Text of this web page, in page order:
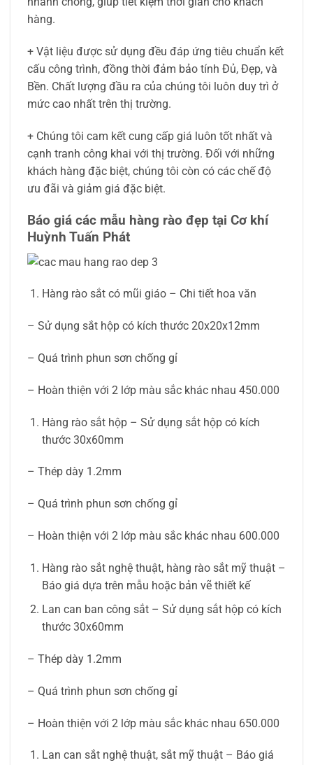
hàng.
+ Vật liệu được sử dụng đều đáp ứng tiêu chuẩn kết
cấu công trình, đồng thời đảm bảo tính Đủ, Đẹp, và
Bền. Chất lượng đầu ra của chúng tôi luôn duy trì ở
mức cao nhất trên thị trường.
+ Chúng tôi cam kết cung cấp giá luôn tốt nhất và
cạnh tranh công khai với thị trường. Đối với những
khách hàng đặc biệt, chúng tôi còn có các chế độ
ưu đãi và giảm giá đặc biệt.
Báo giá các mẫu hàng rào đẹp tại Cơ khí
Huỳnh Tuấn Phát
Hàng rào sắt có mũi giáo – Chi tiết hoa văn
– Sử dụng sắt hộp có kích thước 20x20x12mm
– Quá trình phun sơn chống gỉ
– Hoàn thiện với 2 lớp màu sắc khác nhau 450.000
Hàng rào sắt hộp – Sử dụng sắt hộp có kích
thước 30x60mm
– Thép dày 1.2mm
– Quá trình phun sơn chống gỉ
– Hoàn thiện với 2 lớp màu sắc khác nhau 600.000
Hàng rào sắt nghệ thuật, hàng rào sắt mỹ thuật –
Báo giá dựa trên mẫu hoặc bản vẽ thiết kế
Lan can ban công sắt – Sử dụng sắt hộp có kích
thước 30x60mm
– Thép dày 1.2mm
– Quá trình phun sơn chống gỉ
– Hoàn thiện với 2 lớp màu sắc khác nhau 650.000
Lan can sắt nghệ thuật, sắt mỹ thuật – Báo giá